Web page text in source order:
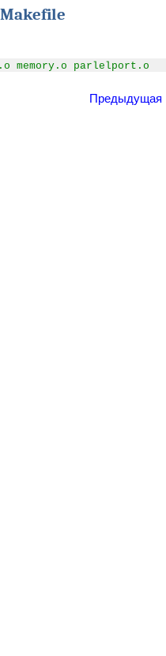
memory.o parlelport.o
Предыдущая